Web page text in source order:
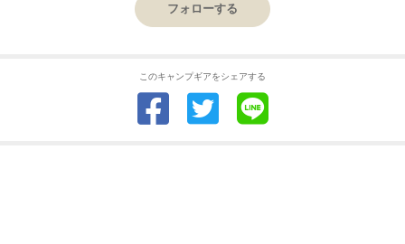
フォローする
このキャンプギアをシェアする